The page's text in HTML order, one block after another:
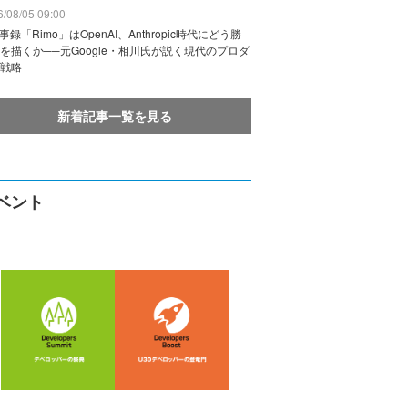
08/05 09:00
録「Rimo」はOpenAI、Anthropic時代にどう勝
描くか──元Google・相川氏が説く現代のプロダ
略
新着記事一覧を見る
ント